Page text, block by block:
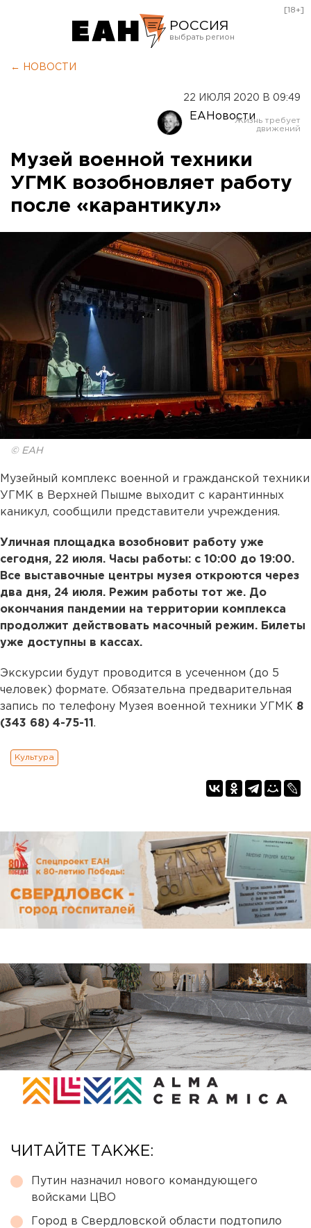
РОССИЯ
Оренбург
[18+]
← НОВОСТИ
22 ИЮЛЯ 2020 В 09:49
ЕАНовости
Музей военной техники
УГМК возобновляет работу
после «карантикул»
© ЕАН
Музейный комплекс военной и гражданской техники
УГМК в Верхней Пышме выходит с карантинных
каникул, сообщили представители учреждения.
Уличная площадка возобновит работу уже
сегодня, 22 июля. Часы работы: с 10:00 до 19:00.
Все выставочные центры музея откроются через
два дня, 24 июля. Режим работы тот же. До
окончания пандемии на территории комплекса
продолжит действовать масочный режим. Билеты
уже доступны в кассах.
Экскурсии будут проводится в усеченном (до 5
человек) формате. Обязательна предварительная
запись по телефону Музея военной техники УГМК 8
(343 68) 4-75-11 .
Культура
ЧИТАЙТЕ ТАКЖЕ:
Путин назначил нового командующего
войсками ЦВО
Город в Свердловской области подтопило